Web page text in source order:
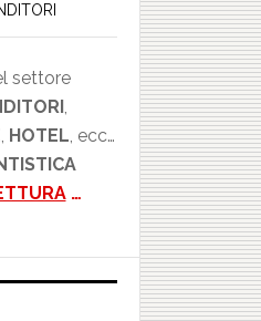
settore
,
, HOTEL, ecc…
…